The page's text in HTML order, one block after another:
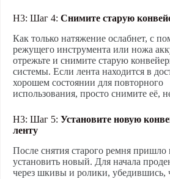
H3: Шаг 4: Снимите старую
Как только натяжение ослабнет, с
режущего инструмента или ножа
отрежьте и снимите старую
системы. Если лента находится в
хорошем состоянии для повторного
использования, просто снимите её,
H3: Шаг 5: Установите новую
ленту
После снятия старого ремня пришло
установить новый. Для начала
через шкивы и ролики, убедившись,